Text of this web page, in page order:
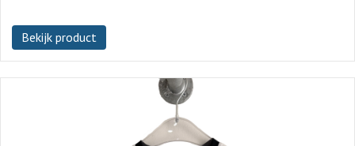
Bekijk product